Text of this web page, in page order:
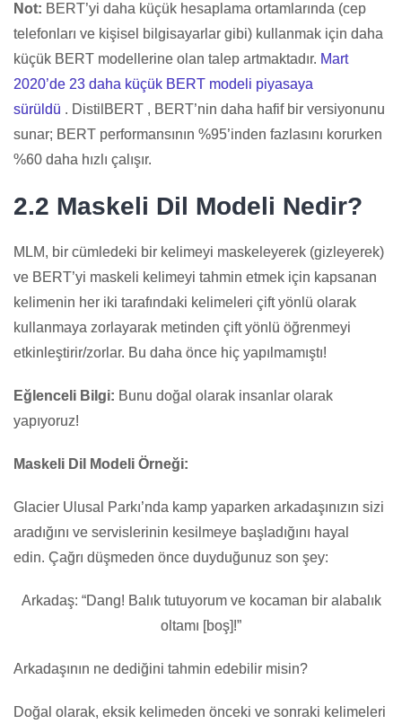
Not: BERT’yi daha küçük hesaplama ortamlarında (cep
telefonları ve kişisel bilgisayarlar gibi) kullanmak için daha
küçük BERT modellerine olan talep artmaktadır. Mart
2020’de 23 daha küçük BERT modeli piyasaya
sürüldü . DistilBERT , BERT’nin daha hafif bir versiyonunu
sunar; BERT performansının %95’inden fazlasını korurken
%60 daha hızlı çalışır.
2.2 Maskeli Dil Modeli Nedir?
MLM, bir cümledeki bir kelimeyi maskeleyerek (gizleyerek)
ve BERT’yi maskeli kelimeyi tahmin etmek için kapsanan
kelimenin her iki tarafındaki kelimeleri çift yönlü olarak
kullanmaya zorlayarak metinden çift yönlü öğrenmeyi
etkinleştirir/zorlar. Bu daha önce hiç yapılmamıştı!
Eğlenceli Bilgi: Bunu doğal olarak insanlar olarak
yapıyoruz!
Maskeli Dil Modeli Örneği:
Glacier Ulusal Parkı’nda kamp yaparken arkadaşınızın sizi
aradığını ve servislerinin kesilmeye başladığını hayal
edin. Çağrı düşmeden önce duyduğunuz son şey:
Arkadaş: “Dang! Balık tutuyorum ve kocaman bir alabalık
oltamı [boş]!”
Arkadaşının ne dediğini tahmin edebilir misin?
Doğal olarak, eksik kelimeden önceki ve sonraki kelimeleri